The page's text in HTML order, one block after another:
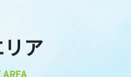
ア
AREA